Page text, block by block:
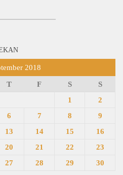
2018
T F S
S
1
2
6 7 8
9
13 14 15
16
20 21 22
23
27 28 29
30